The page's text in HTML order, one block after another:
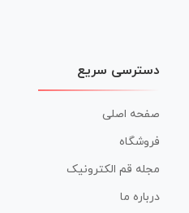
دسترسی سریع
صفحه اصلی
فروشگاه
مجله قم الکترونیک
درباره ما